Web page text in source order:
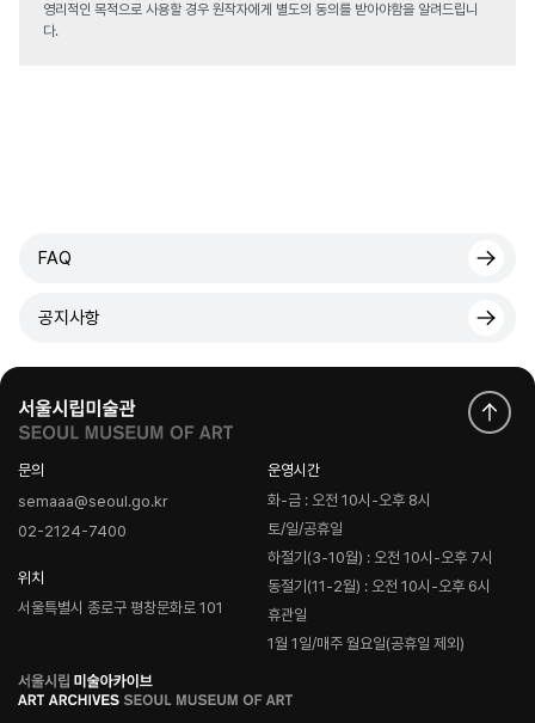
영리적인 목적으로 사용할 경우 원작자에게 별도의 동의를 받아야함을 알려드립니
다.
FAQ
공지사항
문의
semaaa@seoul.go.kr
02-2124-7400
위치
서울특별시 종로구 평창문화로 101
운영시간
화-금 : 오전 10시-오후 8시
토/일/공휴일
하절기(3-10월) : 오전 10시-오후 7시
동절기(11-2월) : 오전 10시-오후 6시
휴관일
1월 1일/매주 월요일(공휴일 제외)
로
고